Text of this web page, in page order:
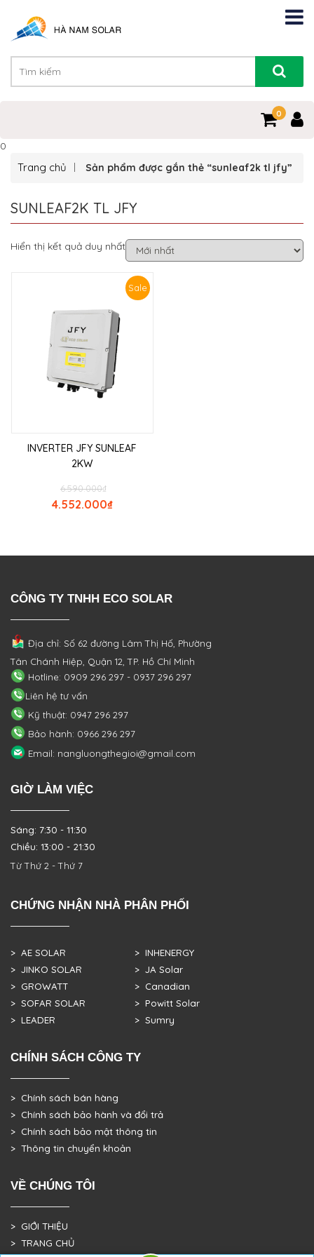
0
0
Trang chủ Sản phẩm được gắn thẻ “sunleaf2k tl jfy”
SUNLEAF2K TL JFY
Hiển thị kết quả duy nhất
Sale
INVERTER JFY SUNLEAF
2KW
₫
6.590.000
₫
4.552.000
CÔNG TY TNHH ECO SOLAR
Địa chỉ: Số 62 đường Lâm Thị Hố, Phường
Tân Chánh Hiệp, Quận 12, TP. Hồ Chí Minh
Hotline: 0909 296 297 - 0937 296 297
Liên hệ tư vấn
Kỹ thuật: 0947 296 297
Bảo hành: 0966 296 297
Email: nangluongthegioi@gmail.com
GIỜ LÀM VIỆC
Sáng: 7:30 - 11:30
Chiều: 13:00 - 21:30
Từ Thứ 2 - Thứ 7
CHỨNG NHẬN NHÀ PHÂN PHỐI
> AE SOLAR
> JINKO SOLAR
> GROWATT
> SOFAR SOLAR
> LEADER
> INHENERGY
> JA Solar
> Canadian
> Powitt Solar
> Sumry
CHÍNH SÁCH CÔNG TY
> Chính sách bán hàng
> Chính sách bảo hành và đổi trả
> Chính sách bảo mật thông tin
> Thông tin chuyển khoản
VỀ CHÚNG TÔI
> GIỚI THIỆU
> TRANG CHỦ